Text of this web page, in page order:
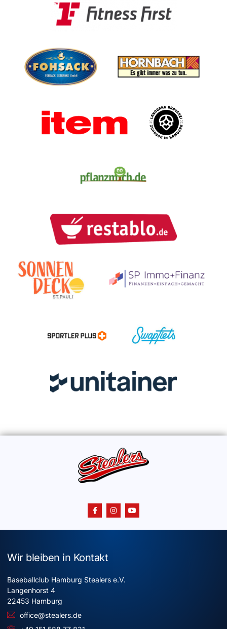
Wir bleiben in Kontakt
Baseballclub Hamburg Stealers e.V.
Langenhorst 4
22453 Hamburg
office@stealers.de